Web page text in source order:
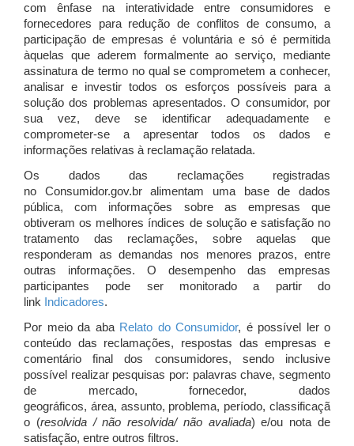
com ênfase na interatividade entre consumidores e
fornecedores para redução de conflitos de consumo, a
participação de empresas é voluntária e só é permitida
àquelas que aderem formalmente ao serviço, mediante
assinatura de termo no qual se comprometem a conhecer,
analisar e investir todos os esforços possíveis para a
solução dos problemas apresentados. O consumidor, por
sua vez, deve se identificar adequadamente e
comprometer-se a apresentar todos os dados e
informações relativas à reclamação relatada.
Os dados das reclamações registradas
no Consumidor.gov.br alimentam uma base de dados
pública, com informações sobre as empresas que
obtiveram os melhores índices de solução e satisfação no
tratamento das reclamações, sobre aquelas que
responderam as demandas nos menores prazos, entre
outras informações. O desempenho das empresas
participantes pode ser monitorado a partir do
link Indicadores.
Por meio da aba Relato do Consumidor, é possível ler o
conteúdo das reclamações, respostas das empresas e
comentário final dos consumidores, sendo inclusive
possível realizar pesquisas por: palavras chave, segmento
de mercado, fornecedor, dados
geográficos, área, assunto, problema, período, classificaçã
o (resolvida / não resolvida/ não avaliada) e/ou nota de
satisfação, entre outros filtros.